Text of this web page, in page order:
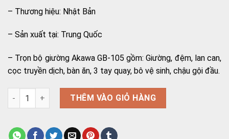
– Thương hiệu: Nhật Bản
– Sản xuất tại: Trung Quốc
– Trọn bộ giường Akawa GB-105 gồm: Giường, đệm, lan can,
cọc truyền dịch, bàn ăn, 3 tay quay, bô vệ sinh, chậu gội đầu.
Giường bệnh nhân 3 tay quay Akawa GB-105 số lượng
THÊM VÀO GIỎ HÀNG